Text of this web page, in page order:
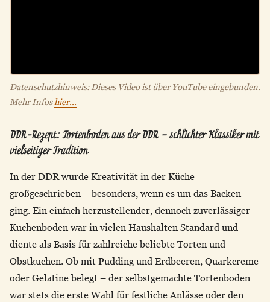
Datenschutzhinweis: Dieses Video ist über YouTube eingebunden.
Mehr Infoshier...
DDR-Rezept: Tortenboden aus der DDR – schlichter Klassiker mit
vielseitiger Tradition
In der DDR wurde Kreativität in der Küche
großgeschrieben – besonders, wenn es um das Backen
ging. Ein einfach herzustellender, dennoch zuverlässiger
Kuchenboden war in vielen Haushalten Standard und
diente als Basis für zahlreiche beliebte Torten und
Obstkuchen. Ob mit Pudding und Erdbeeren, Quarkcreme
oder Gelatine belegt – der selbstgemachte Tortenboden
war stets die erste Wahl für festliche Anlässe oder den